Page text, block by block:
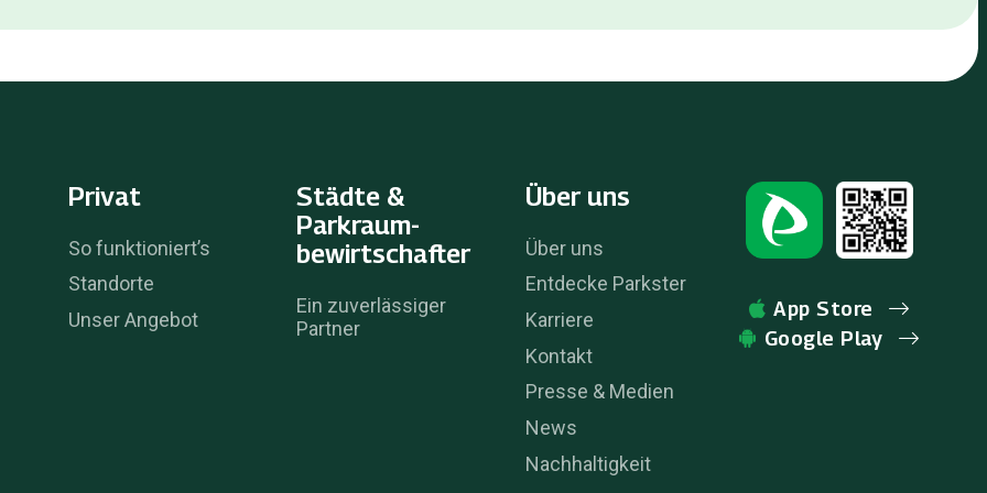
Privat
So funktioniert’s
Standorte
Unser Angebot
Städte &
Parkraum­
bewirtschafter
Ein zuverlässiger
Partner
Über uns
Über uns
Entdecke Parkster
Karriere
Kontakt
Presse & Medien
News
Nachhaltigkeit
App Store
Google Play